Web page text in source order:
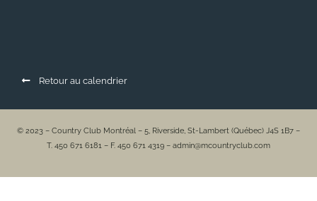
Retour au calendrier
© 2023 – Country Club Montréal – 5, Riverside, St-Lambert (Québec) J4S 1B7 –
T. 450 671 6181 – F. 450 671 4319 – admin@mcountryclub.com